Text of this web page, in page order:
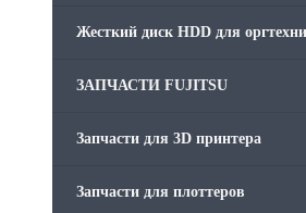
Стяжки для кабеля
Товары для заправки
Фольга , изолента, скотч и тд
Жесткий диск HDD для
ЗАПЧАСТИ FUJITSU
Запчасти для 3D принтера
Запчасти для плоттеров